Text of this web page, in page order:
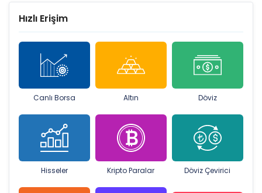
Hızlı Erişim
Canlı Borsa Altın Döviz
Hisseler Kripto Paralar Döviz Çevirici